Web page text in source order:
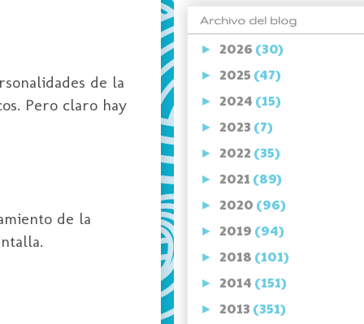
de la
Pero claro hay
de la
Archivo del blog
► 2026 (30)
► 2025 (47)
► 2024 (15)
► 2023 (7)
► 2022 (35)
► 2021 (89)
► 2020 (96)
► 2019 (94)
► 2018 (101)
► 2014 (151)
► 2013 (351)